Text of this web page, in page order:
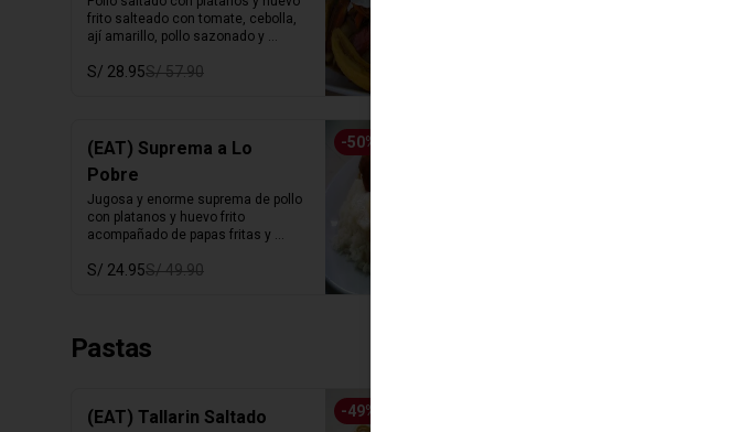
frito salteado con tomate, cebolla,
ají amarillo, pollo sazonado y
S/ 28.95S/ 57.90
-50%
(EAT) Suprema a Lo
Pobre
Jugosa y enorme suprema de pollo
con platanos y huevo frito
acompañado de papas fritas y
S/ 24.95S/ 49.90
Pastas
-49%
(EAT) Tallarin Saltado